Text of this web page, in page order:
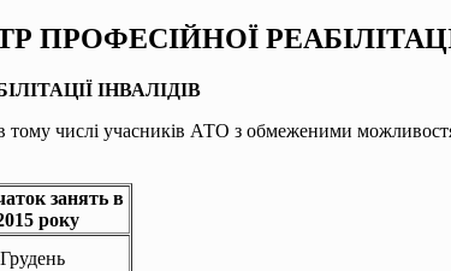
ІНВАЛІДІВ
тому числі учасників АТО з обмеженими
занять в
року